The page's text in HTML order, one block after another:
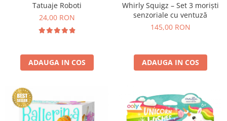
Tatuaje Roboti
24,00 RON
ADAUGA IN COS
Whirly Squigz – Set 3 moriști
senzoriale cu ventuză
145,00 RON
ADAUGA IN COS